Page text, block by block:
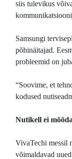
siis tulevikus
Samsungi
põhinäitajad.
probleemid on
“Soovime, et
kodused
Nutikell ei
VivaTechi messil
võimaldavad